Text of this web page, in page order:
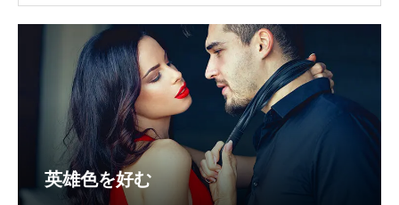
英雄色を好む